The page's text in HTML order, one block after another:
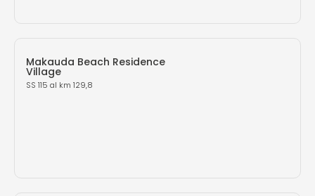
Makauda Beach Residence
Village
SS 115 al km 129,8